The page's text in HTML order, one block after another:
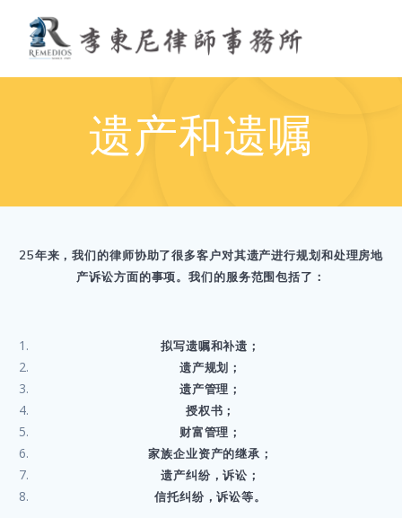
to
content
遗产和遗嘱
25年来，我们的律师协助了很多客户对其遗产进行规划和处理房地
产诉讼方面的事项。我们的服务范围包括了：
拟写遗嘱和补遗；
遗产规划；
遗产管理；
授权书；
财富管理；
家族企业资产的继承；
遗产纠纷，诉讼；
信托纠纷，诉讼等。